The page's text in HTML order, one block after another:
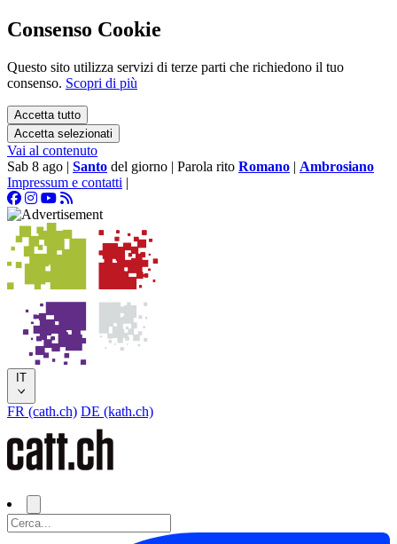
Consenso Cookie
Questo sito utilizza servizi di terze parti che richiedono il tuo
consenso. Scopri di più
Accetta tutto
Accetta selezionati
Vai al contenuto
Sab 8 ago | Santo del giorno | Parola rito Romano | Ambrosiano
Impressum e contatti |
IT
FR (cath.ch) DE (kath.ch)